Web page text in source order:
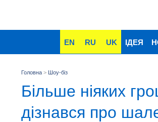
EN RU UK ІДЕЯ
Головна > Шоу-біз
Більше ніяких
дізнався про